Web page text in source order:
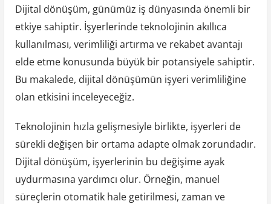
Dijital dönüşüm, günümüz iş dünyasında önemli bir
etkiye sahiptir. İşyerlerinde teknolojinin akıllıca
kullanılması, verimliliği artırma ve rekabet avantajı
elde etme konusunda büyük bir potansiyele sahiptir.
Bu makalede, dijital dönüşümün işyeri verimliliğine
olan etkisini inceleyeceğiz.
Teknolojinin hızla gelişmesiyle birlikte, işyerleri de
sürekli değişen bir ortama adapte olmak zorundadır.
Dijital dönüşüm, işyerlerinin bu değişime ayak
uydurmasına yardımcı olur. Örneğin, manuel
süreçlerin otomatik hale getirilmesi, zaman ve